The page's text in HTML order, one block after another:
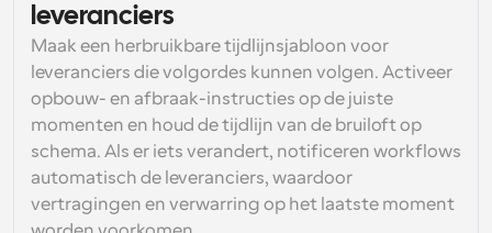
leveranciers
Maak een herbruikbare tijdlijnsjabloon voor
leveranciers die volgordes kunnen volgen. Activeer
opbouw- en afbraak-instructies op de juiste
momenten en houd de tijdlijn van de bruiloft op
schema. Als er iets verandert, notificeren workflows
automatisch de leveranciers, waardoor
vertragingen en verwarring op het laatste moment